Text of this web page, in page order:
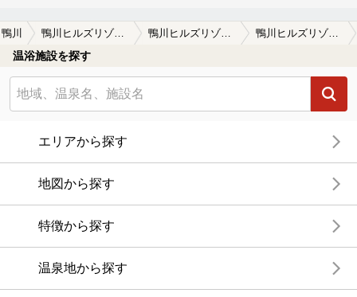
鴨川 鴨川ヒルズリゾートホテル 鴨川ヒルズリゾートホテルの口コミ一覧 鴨川ヒルズリゾートホテルの口コミ 写真 営業案内
温浴施設を探す
エリアから探す
地図から探す
特徴から探す
温泉地から探す